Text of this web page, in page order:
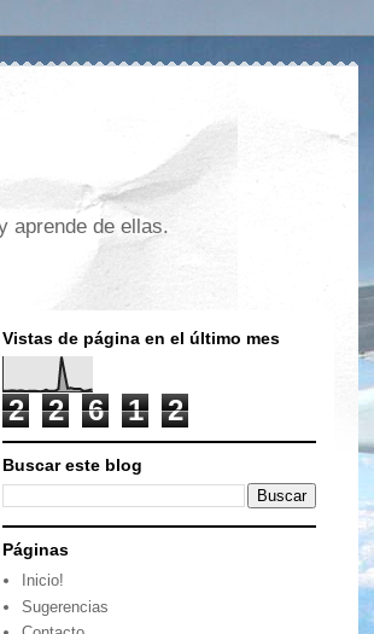
aprende de ellas.
Vistas de página en el último mes
2 2 6 1 2
Buscar este blog
Páginas
Inicio!
Sugerencias